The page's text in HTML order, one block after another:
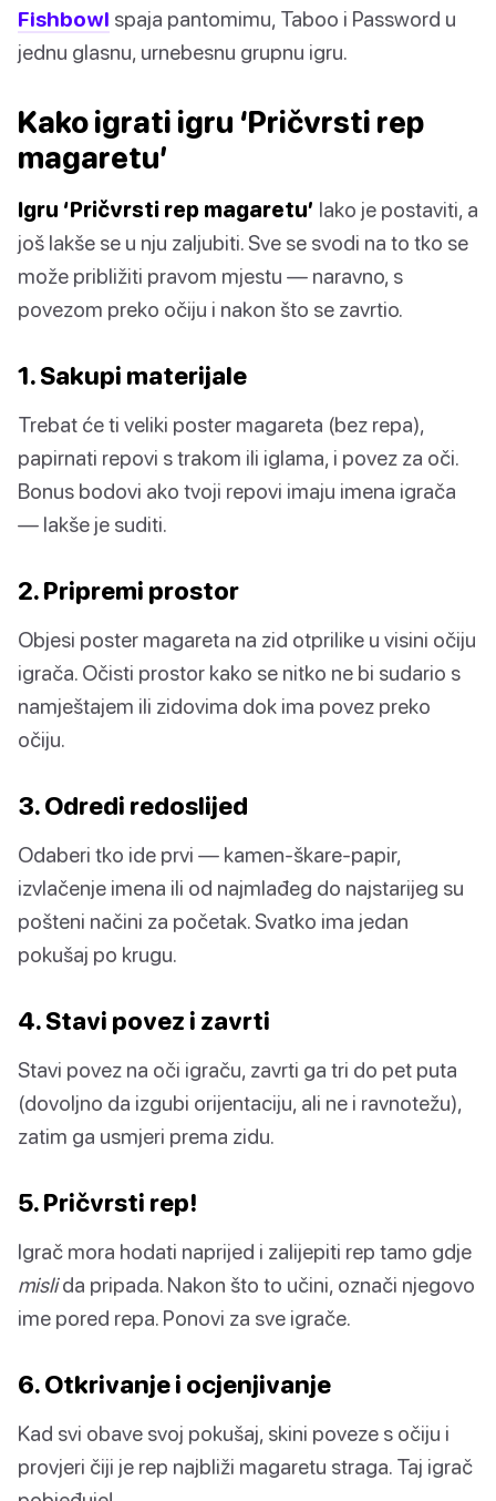
Fishbowl spaja pantomimu, Taboo i Password u
jednu glasnu, urnebesnu grupnu igru.
Kako igrati igru ‘Pričvrsti rep
magaretu’
Igru ‘Pričvrsti rep magaretu’ lako je postaviti, a
još lakše se u nju zaljubiti. Sve se svodi na to tko se
može približiti pravom mjestu — naravno, s
povezom preko očiju i nakon što se zavrtio.
1. Sakupi materijale
Trebat će ti veliki poster magareta (bez repa),
papirnati repovi s trakom ili iglama, i povez za oči.
Bonus bodovi ako tvoji repovi imaju imena igrača
— lakše je suditi.
2. Pripremi prostor
Objesi poster magareta na zid otprilike u visini očiju
igrača. Očisti prostor kako se nitko ne bi sudario s
namještajem ili zidovima dok ima povez preko
očiju.
3. Odredi redoslijed
Odaberi tko ide prvi — kamen-škare-papir,
izvlačenje imena ili od najmlađeg do najstarijeg su
pošteni načini za početak. Svatko ima jedan
pokušaj po krugu.
4. Stavi povez i zavrti
Stavi povez na oči igraču, zavrti ga tri do pet puta
(dovoljno da izgubi orijentaciju, ali ne i ravnotežu),
zatim ga usmjeri prema zidu.
5. Pričvrsti rep!
Igrač mora hodati naprijed i zalijepiti rep tamo gdje
mislida pripada. Nakon što to učini, označi njegovo
ime pored repa. Ponovi za sve igrače.
6. Otkrivanje i ocjenjivanje
Kad svi obave svoj pokušaj, skini poveze s očiju i
provjeri čiji je rep najbliži magaretu straga. Taj igrač